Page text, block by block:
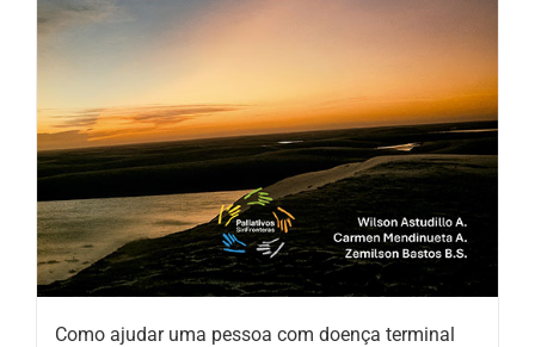
Como ajudar uma pessoa com doença terminal